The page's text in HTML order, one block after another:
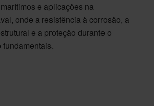
e aplicações na
onde a resistência à corrosão, a
e a proteção durante o